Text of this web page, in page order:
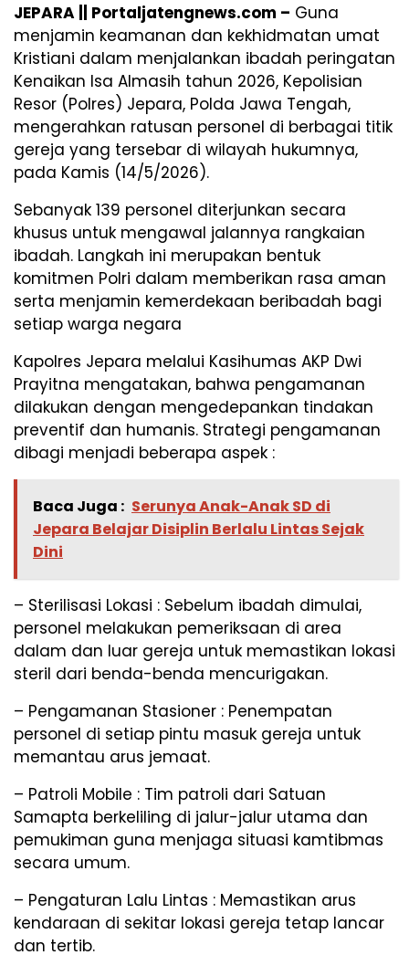
JEPARA || Portaljatengnews.com – ​Guna
menjamin keamanan dan kekhidmatan umat
Kristiani dalam menjalankan ibadah peringatan
Kenaikan Isa Almasih tahun 2026, Kepolisian
Resor (Polres) Jepara, Polda Jawa Tengah,
mengerahkan ratusan personel di berbagai titik
gereja yang tersebar di wilayah hukumnya,
pada Kamis (14/5/2026).
​Sebanyak 139 personel diterjunkan secara
khusus untuk mengawal jalannya rangkaian
ibadah. Langkah ini merupakan bentuk
komitmen Polri dalam memberikan rasa aman
serta menjamin kemerdekaan beribadah bagi
setiap warga negara
​Kapolres Jepara melalui Kasihumas AKP Dwi
Prayitna mengatakan, bahwa pengamanan
dilakukan dengan mengedepankan tindakan
preventif dan humanis. Strategi pengamanan
dibagi menjadi beberapa aspek :
Baca Juga : Serunya Anak-Anak SD di
Jepara Belajar Disiplin Berlalu Lintas Sejak
Dini
– ​Sterilisasi Lokasi : Sebelum ibadah dimulai,
personel melakukan pemeriksaan di area
dalam dan luar gereja untuk memastikan lokasi
steril dari benda-benda mencurigakan.
– ​Pengamanan Stasioner : Penempatan
personel di setiap pintu masuk gereja untuk
memantau arus jemaat.
– ​Patroli Mobile : Tim patroli dari Satuan
Samapta berkeliling di jalur-jalur utama dan
pemukiman guna menjaga situasi kamtibmas
secara umum.
– ​Pengaturan Lalu Lintas : Memastikan arus
kendaraan di sekitar lokasi gereja tetap lancar
dan tertib.